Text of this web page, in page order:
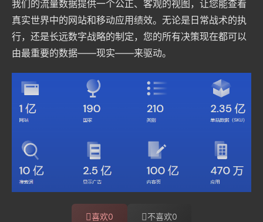
我们的流量数据提供一个公正、客观的视图，让您能查看
真实世界中的网站和移动应用绩效。无论是日常战术的执
行，还是长远数字战略的制定，您的所有决策现在都可以
由最重要的数据——现实——来驱动。
喜欢0 不喜欢0